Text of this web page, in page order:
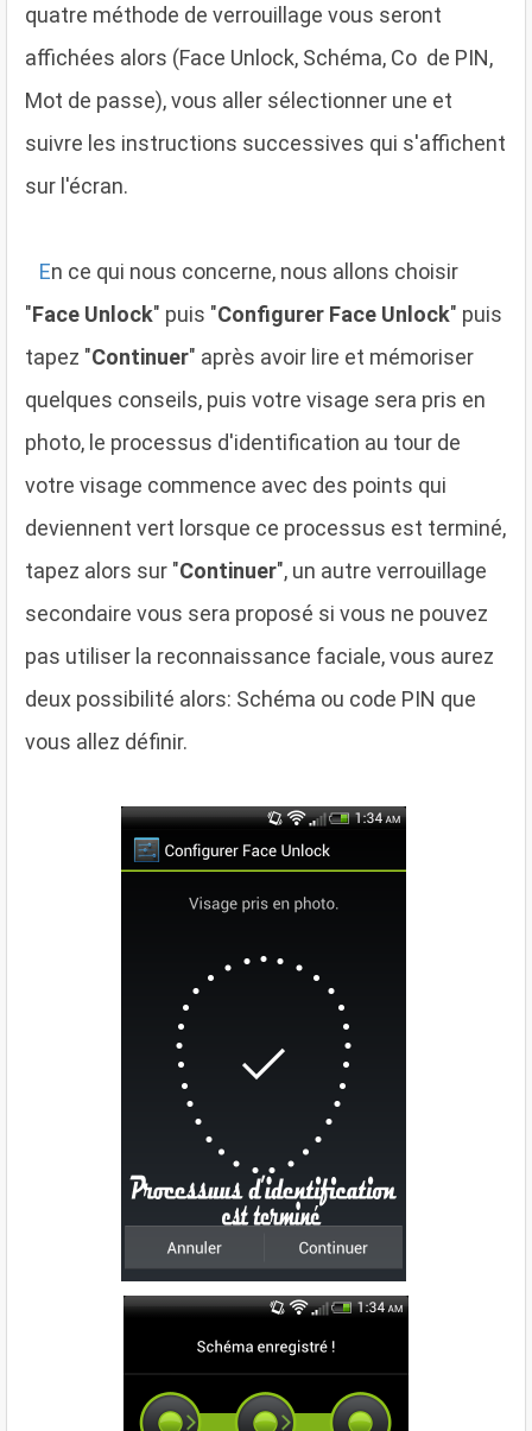
quatre méthode de verrouillage vous seront
affichées alors (Face Unlock, Schéma, Co de PIN,
Mot de passe), vous aller sélectionner une et
suivre les instructions successives qui s'affichent
sur l'écran.
En ce qui nous concerne, nous allons choisir
"Face Unlock" puis "Configurer Face Unlock" puis
tapez "Continuer" après avoir lire et mémoriser
quelques conseils, puis votre visage sera pris en
photo, le processus d'identification au tour de
votre visage commence avec des points qui
deviennent vert lorsque ce processus est terminé,
tapez alors sur "Continuer", un autre verrouillage
secondaire vous sera proposé si vous ne pouvez
pas utiliser la reconnaissance faciale, vous aurez
deux possibilité alors: Schéma ou code PIN que
vous allez définir.